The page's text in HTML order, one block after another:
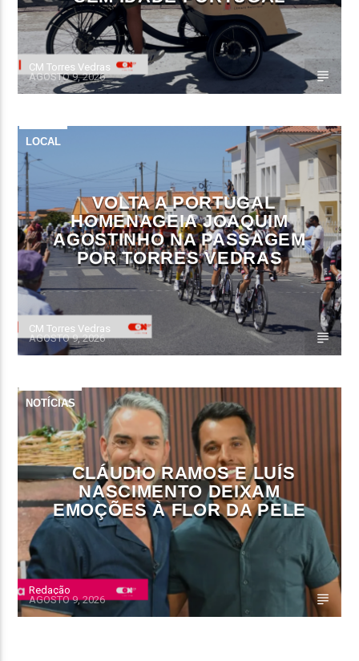
CM Torres Vedras
AGOSTO 9, 2026
LOCAL
VOLTA A PORTUGAL
HOMENAGEIA JOAQUIM
AGOSTINHO NA PASSAGEM
POR TORRES VEDRAS
CM Torres Vedras
AGOSTO 9, 2026
NOTÍCIAS
CLÁUDIO RAMOS E LUÍS
NASCIMENTO DEIXAM
EMOÇÕES À FLOR DA PELE
Redação
AGOSTO 9, 2026